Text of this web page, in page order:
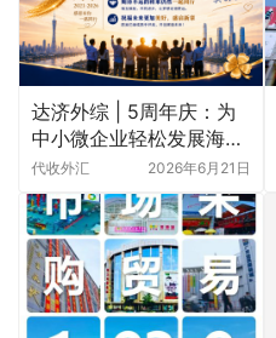
达济外综 | 5周年庆：为
中小微企业轻松发展海外
市场 助力广州1039市场
采购贸易新业态
代收外汇 2026年6月21日